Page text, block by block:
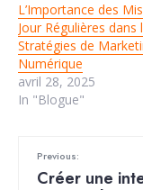
L’Importance des
Jour Régulières dans
Stratégies de
Numérique
avril 28, 2025
In "Blogue"
Previous:
Créer une